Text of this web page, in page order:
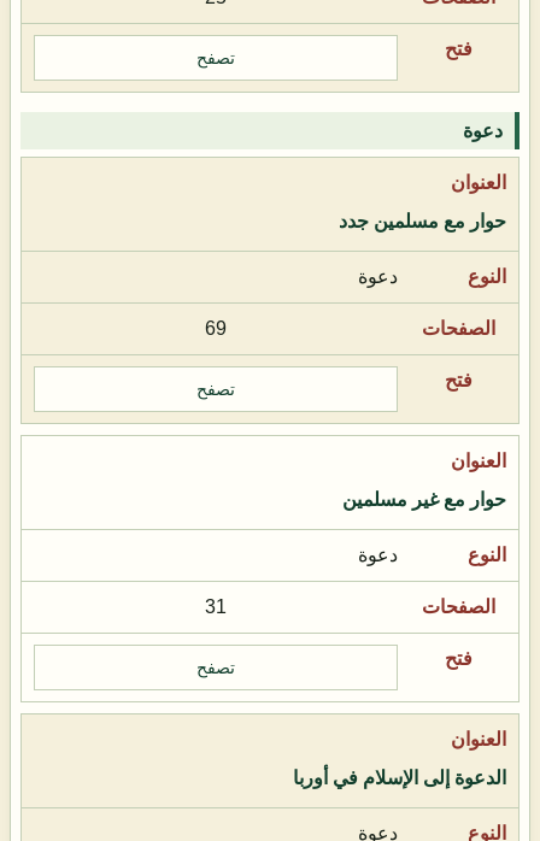
تصفح
دعوة
حوار مع مسلمين جدد
دعوة
69
تصفح
حوار مع غير مسلمين
دعوة
31
تصفح
الدعوة إلى الإسلام في أوربا
دعوة